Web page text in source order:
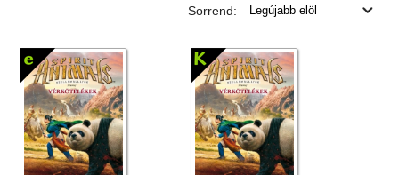
Sorrend: